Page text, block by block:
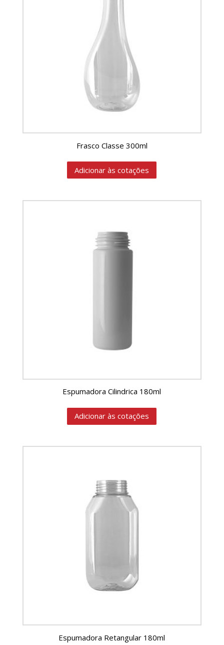
Frasco Classe 300ml
Adicionar às cotações
Espumadora Cilindrica 180ml
Adicionar às cotações
Espumadora Retangular 180ml